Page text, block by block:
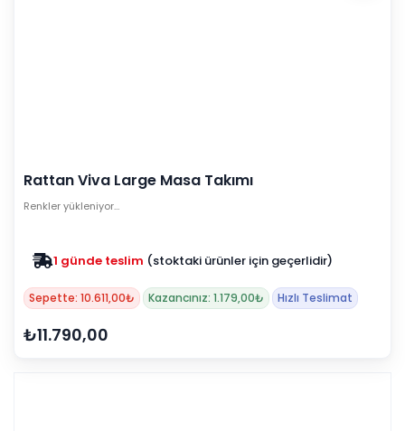
Rattan Viva Large Masa Takımı
Renkler yükleniyor…
1 günde teslim (stoktaki ürünler için geçerlidir)
Sepette: 10.611,00₺ Kazancınız: 1.179,00₺ Hızlı Teslimat
₺11.790,00